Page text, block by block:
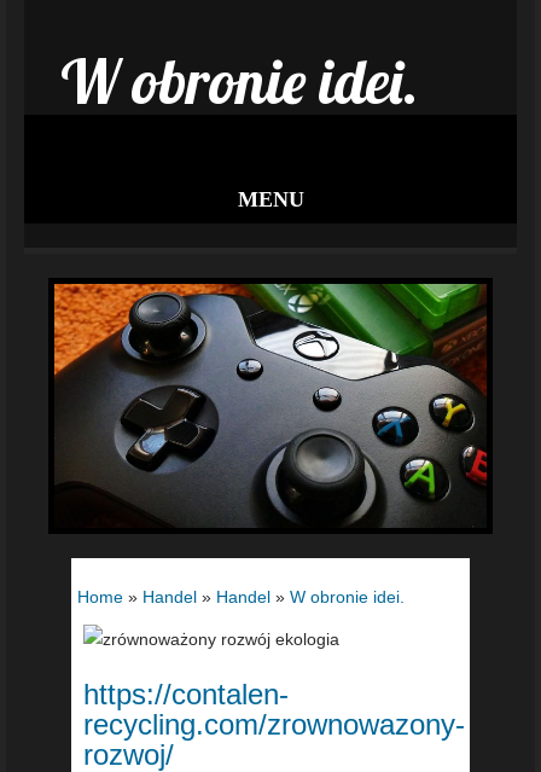
W obronie idei.
MENU
Home » Handel » Handel » W obronie idei.
https://contalen-
recycling.com/zrownowazony-
rozwoj/